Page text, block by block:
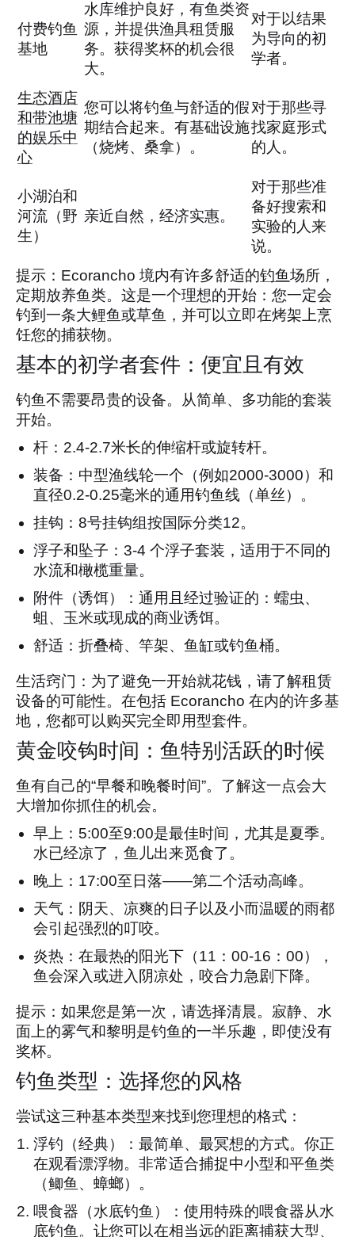
付费钓鱼
基地
水库维护良好，有鱼类资
源，并提供渔具租赁服
务。获得奖杯的机会很
大。
对于以结果
为导向的初
学者。
生态酒店
和带池塘
的娱乐中
心
您可以将钓鱼与舒适的假
期结合起来。有基础设施
（烧烤、桑拿）。
对于那些寻
找家庭形式
的人。
小湖泊和
河流（野
生）
亲近自然，经济实惠。
对于那些准
备好搜索和
实验的人来
说。
提示：Ecorancho 境内有许多舒适的钓鱼场所，
定期放养鱼类。这是一个理想的开始：您一定会
钓到一条大鲤鱼或草鱼，并可以立即在烤架上烹
饪您的捕获物。
基本的初学者套件：便宜且有效
钓鱼不需要昂贵的设备。从简单、多功能的套装
开始。
杆：2.4-2.7米长的伸缩杆或旋转杆。
装备：中型渔线轮一个（例如2000-3000）和
直径0.2-0.25毫米的通用钓鱼线（单丝）。
挂钩：8号挂钩组按国际分类12。
浮子和坠子：3-4 个浮子套装，适用于不同的
水流和橄榄重量。
附件（诱饵）：通用且经过验证的：蠕虫、
蛆、玉米或现成的商业诱饵。
舒适：折叠椅、竿架、鱼缸或钓鱼桶。
生活窍门：为了避免一开始就花钱，请了解租赁
设备的可能性。在包括 Ecorancho 在内的许多基
地，您都可以购买完全即用型套件。
黄金咬钩时间：鱼特别活跃的时候
鱼有自己的“早餐和晚餐时间”。了解这一点会大
大增加你抓住的机会。
早上：5:00至9:00是最佳时间，尤其是夏季。
水已经凉了，鱼儿出来觅食了。
晚上：17:00至日落——第二个活动高峰。
天气：阴天、凉爽的日子以及小而温暖的雨都
会引起强烈的叮咬。
炎热：在最热的阳光下（11：00-16：00），
鱼会深入或进入阴凉处，咬合力急剧下降。
提示：如果您是第一次，请选择清晨。寂静、水
面上的雾气和黎明是钓鱼的一半乐趣，即使没有
奖杯。
钓鱼类型：选择您的风格
尝试这三种基本类型来找到您理想的格式：
浮钓（经典）：最简单、最冥想的方式。你正
在观看漂浮物。非常适合捕捉中小型和平鱼类
（鲫鱼、蟑螂）。
喂食器（水底钓鱼）：使用特殊的喂食器从水
底钓鱼。让您可以在相当远的距离捕获大型、